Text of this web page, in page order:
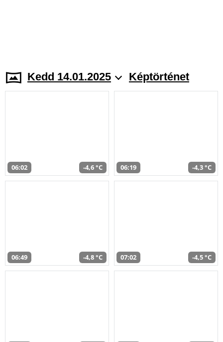
Kedd 14.01.2025 Képtörténet
06:02 -4,6 °C 06:19 -4,3 °C
06:49 -4,8 °C 07:02 -4,5 °C